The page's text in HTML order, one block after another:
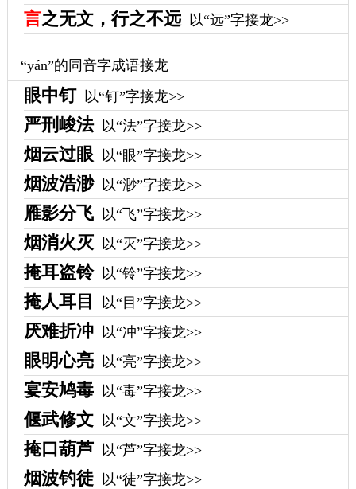
言之无文，行之不远 以“远”字接龙>>
“yán”的同音字成语接龙
眼中钉 以“钉”字接龙>>
严刑峻法 以“法”字接龙>>
烟云过眼 以“眼”字接龙>>
烟波浩渺 以“渺”字接龙>>
雁影分飞 以“飞”字接龙>>
烟消火灭 以“灭”字接龙>>
掩耳盗铃 以“铃”字接龙>>
掩人耳目 以“目”字接龙>>
厌难折冲 以“冲”字接龙>>
眼明心亮 以“亮”字接龙>>
宴安鸠毒 以“毒”字接龙>>
偃武修文 以“文”字接龙>>
掩口葫芦 以“芦”字接龙>>
烟波钓徒 以“徒”字接龙>>